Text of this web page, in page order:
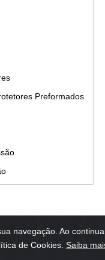
Preformados
navegação. Ao
de Cookies. Saiba